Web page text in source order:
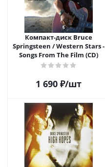
Компакт-диск Bruce
Springsteen / Western Stars -
Songs From The Film (CD)
1 690 ₽/шт